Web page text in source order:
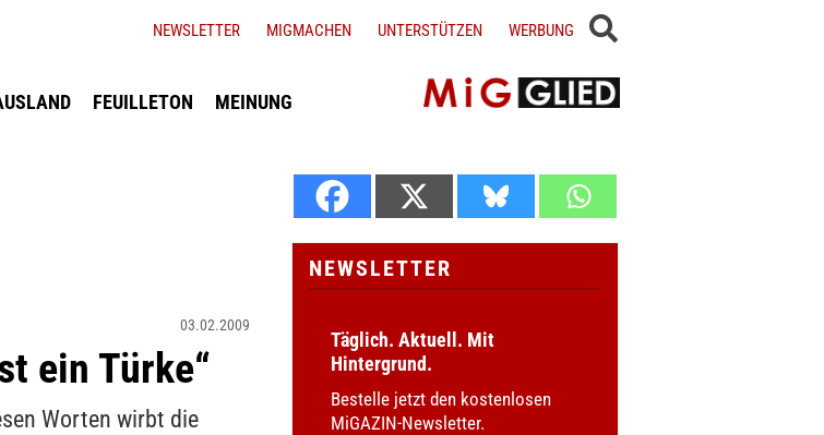
FEUILLETON MEINUNG
NEWSLETTER MIGMACHEN UNTERSTÜTZEN WERBUNG
ein Türke“
03.02.2009
Worten wirbt die
NEWSLETTER
Täglich. Aktuell. Mit
Hintergrund.
Bestelle jetzt den kostenlosen
MiGAZIN-Newsletter.